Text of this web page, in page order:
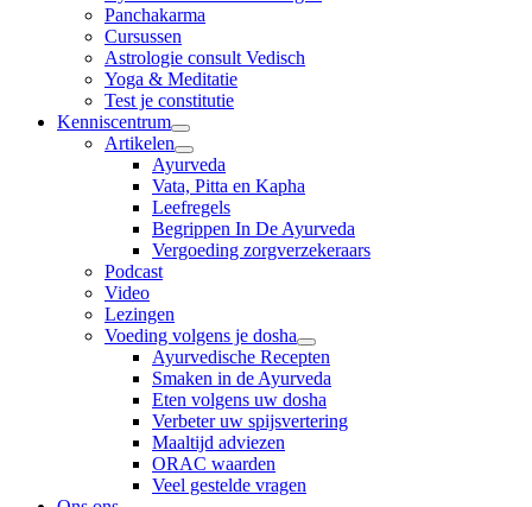
Panchakarma
Cursussen
Astrologie consult Vedisch
Yoga & Meditatie
Test je constitutie
Kenniscentrum
Artikelen
Ayurveda
Vata, Pitta en Kapha
Leefregels
Begrippen In De Ayurveda
Vergoeding zorgverzekeraars
Podcast
Video
Lezingen
Voeding volgens je dosha
Ayurvedische Recepten
Smaken in de Ayurveda
Eten volgens uw dosha
Verbeter uw spijsvertering
Maaltijd adviezen
ORAC waarden
Veel gestelde vragen